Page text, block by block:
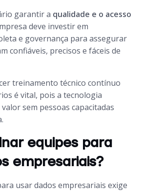
garantir a qualidade e o acesso
deve investir em
e governança para assegurar
confiáveis, precisos e fáceis de
treinamento técnico contínuo
é vital, pois a tecnologia
sem pessoas capacitadas
equipes para
empresariais?
usar dados empresariais exige